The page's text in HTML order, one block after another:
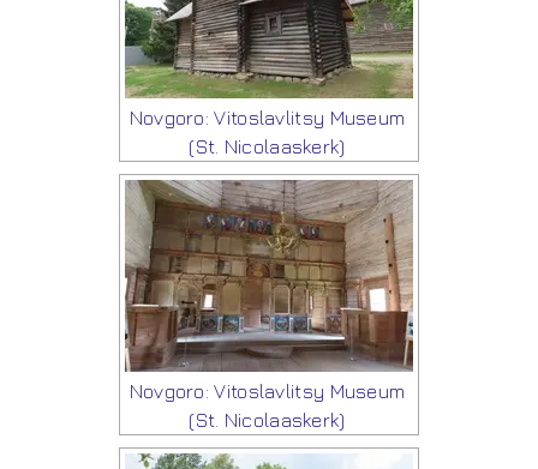
Novgoro: Vitoslavlitsy Museum
(St. Nicolaaskerk)
Novgoro: Vitoslavlitsy Museum
(St. Nicolaaskerk)